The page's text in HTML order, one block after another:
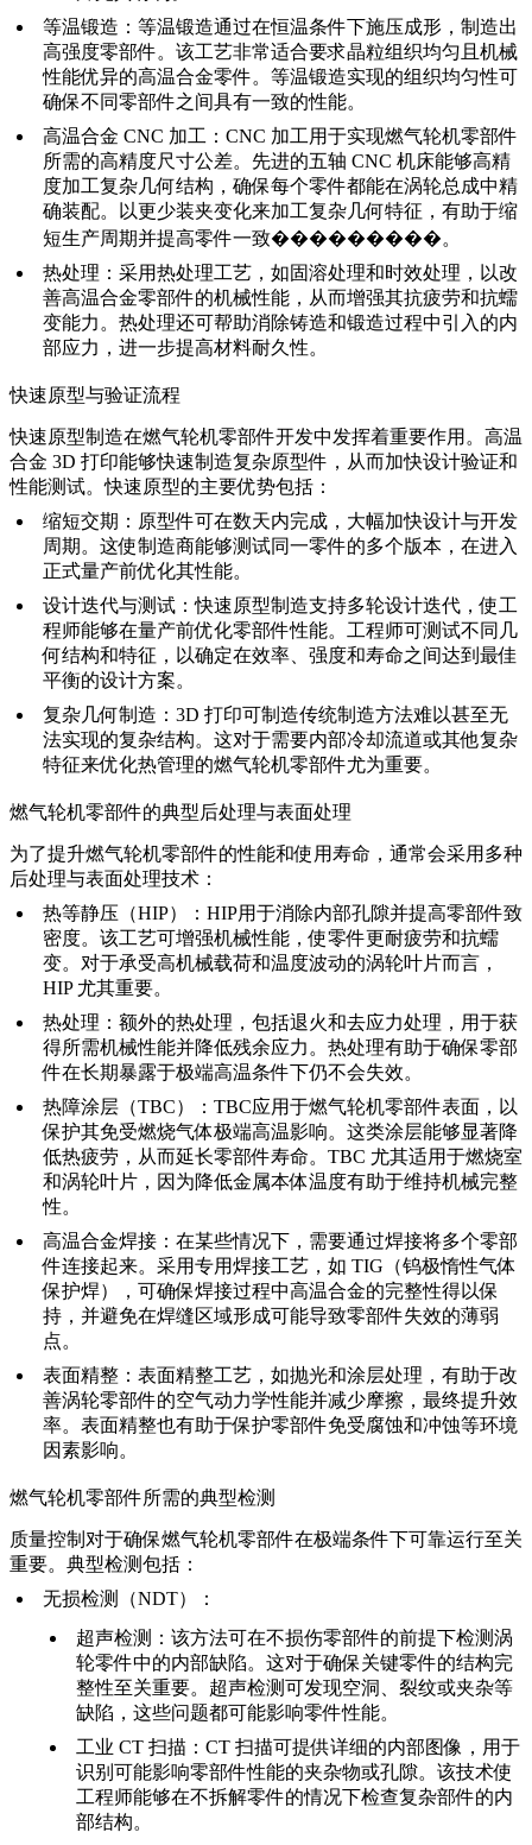
等温锻造 ： 等温锻造通过在恒温条件下施压成形，制造出
高强度零部件。该工艺非常适合要求晶粒组织均匀且机械
性能优异的高温合金零件。等温锻造实现的组织均匀性可
确保不同零部件之间具有一致的性能。
高温合金 CNC 加工 ： CNC 加工用于实现燃气轮机零部件
所需的高精度尺寸公差。先进的五轴 CNC 机床能够高精
度加工复杂几何结构，确保每个零件都能在涡轮总成中精
确装配。以更少装夹变化来加工复杂几何特征，有助于缩
短生产周期并提高零件一致���������。
热处理 ：采用热处理工艺，如固溶处理和时效处理，以改
善高温合金零部件的机械性能，从而增强其抗疲劳和抗蠕
变能力。热处理还可帮助消除铸造和锻造过程中引入的内
部应力，进一步提高材料耐久性。
快速原型与验证流程
快速原型制造在燃气轮机零部件开发中发挥着重要作用。 高温
合金 3D 打印能够快速制造复杂原型件，从而加快设计验证和
性能测试。快速原型的主要优势包括：
缩短交期 ：原型件可在数天内完成，大幅加快设计与开发
周期。这使制造商能够测试同一零件的多个版本，在进入
正式量产前优化其性能。
设计迭代与测试 ：快速原型制造支持多轮设计迭代，使工
程师能够在量产前优化零部件性能。工程师可测试不同几
何结构和特征，以确定在效率、强度和寿命之间达到最佳
平衡的设计方案。
复杂几何制造 ： 3D 打印可制造传统制造方法难以甚至无
法实现的复杂结构。这对于需要内部冷却流道或其他复杂
特征来优化热管理的燃气轮机零部件尤为重要。
燃气轮机零部件的典型后处理与表面处理
为了提升燃气轮机零部件的性能和使用寿命，通常会采用多种
后处理与表面处理技术：
热等静压（HIP）
： HIP用于消除内部孔隙并提高零部件致
密度。该工艺可增强机械性能，使零件更耐疲劳和抗蠕
变。对于承受高机械载荷和温度波动的涡轮叶片而言，
HIP 尤其重要。
热处理 ：额外的热处理 ，包括退火和去应力处理，用于获
得所需机械性能并降低残余应力。热处理有助于确保零部
件在长期暴露于极端高温条件下仍不会失效。
热障涂层（TBC）
： TBC应用于燃气轮机零部件表面，以
保护其免受燃烧气体极端高温影响。这类涂层能够显著降
低热疲劳，从而延长零部件寿命。TBC 尤其适用于燃烧室
和涡轮叶片，因为降低金属本体温度有助于维持机械完整
性。
高温合金焊接 ：在某些情况下，需要通过焊接将多个零部
件连接起来。采用专用焊接工艺 ，如 TIG（钨极惰性气体
保护焊），可确保焊接过程中高温合金的完整性得以保
持，并避免在焊缝区域形成可能导致零部件失效的薄弱
点。
表面精整 ： 表面精整工艺，如抛光和涂层处理，有助于改
善涡轮零部件的空气动力学性能并减少摩擦，最终提升效
率。表面精整也有助于保护零部件免受腐蚀和冲蚀等环境
因素影响。
燃气轮机零部件所需的典型检测
质量控制对于确保燃气轮机零部件在极端条件下可靠运行至关
重要。 典型检测包括：
无损检测（NDT）
：
超声检测 ：该方法可在不损伤零部件的前提下检测涡
轮零件中的内部缺陷。这对于确保关键零件的结构完
整性至关重要。超声检测可发现空洞、裂纹或夹杂等
缺陷，这些问题都可能影响零件性能。
工业 CT 扫描 ： CT 扫描可提供详细的内部图像，用于
识别可能影响零部件性能的夹杂物或孔隙。该技术使
工程师能够在不拆解零件的情况下检查复杂部件的内
部结构。